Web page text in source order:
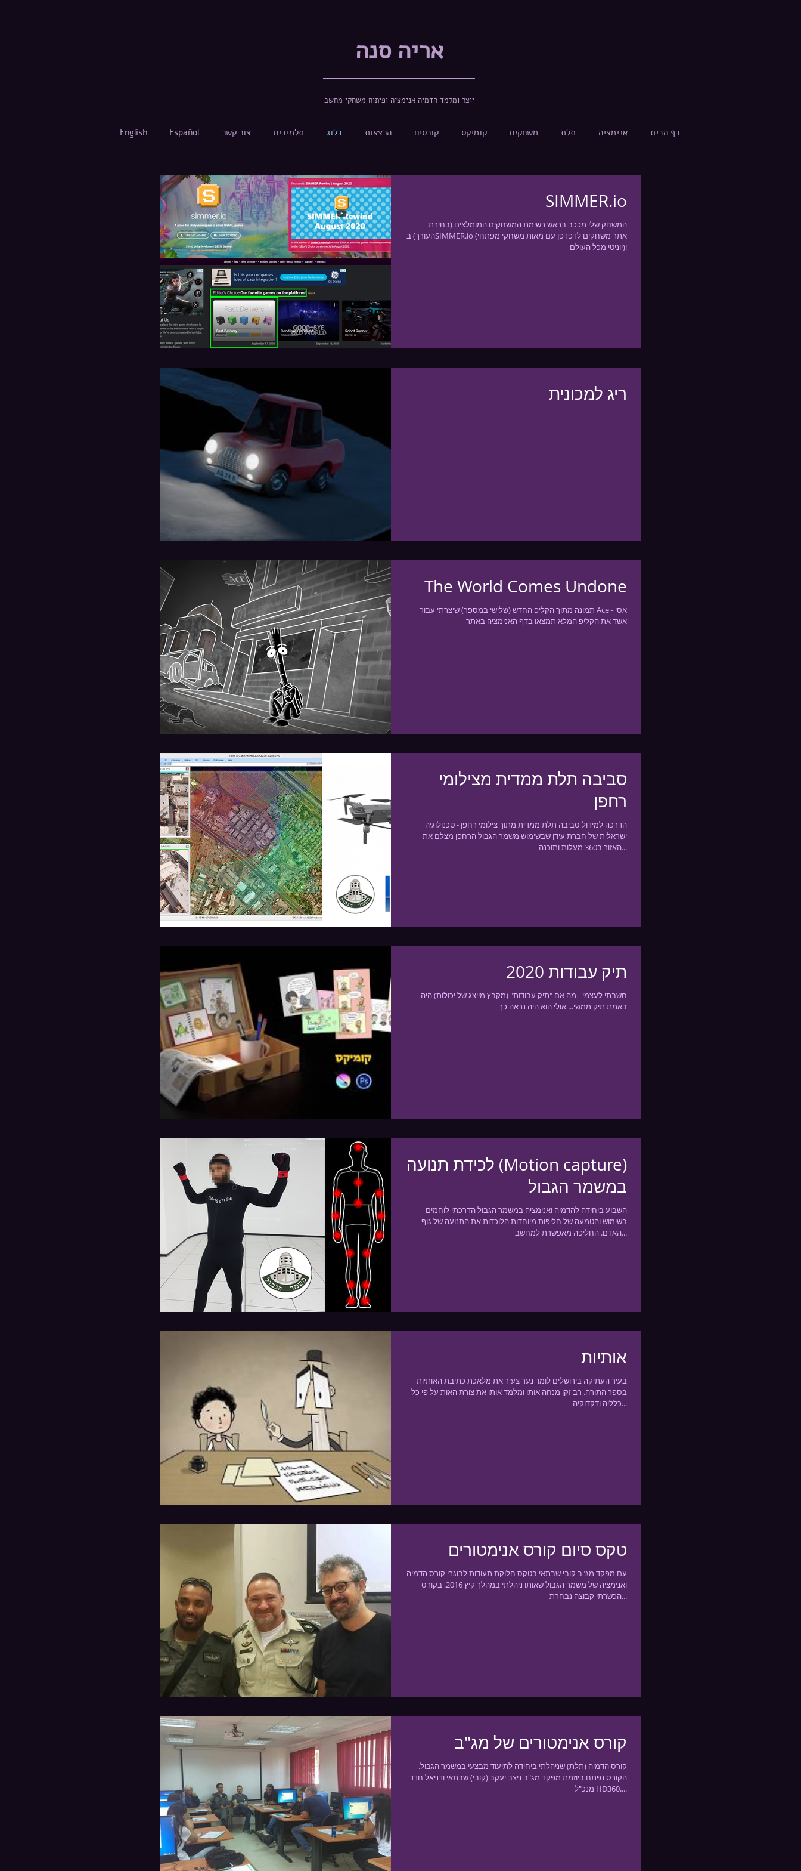
אריה סנה
יוצר ומלמד הדמיה אנימציה ופיתוח משחקי מחשב
דף הבית אנימציה תלת משחקים קומיקס קורסים הרצאות בלוג תלמידים צור קשר Español
English
SIMMER.io
המשחק שלי מככב בראש רשימת המשחקים המומלצים (בחירת
העורך) בSIMMER.io (אתר משחקים לדפדפן עם מאות משחקי מפתחי
יוניטי מכל העולם)!
ריג למכונית
The World Comes Undone
תמונה מתוך הקליפ החדש (שלישי במספר) שיצרתי עבור Ace - אסי
אשד את הקליפ המלא תמצאו בדף האנימציה באתר
סביבה תלת ממדית מצילומי
רחפן
הדרכה למידול סביבה תלת ממדית מתוך צילומי רחפן - טכנולוגיה
ישראלית של חברת עידן שבשימוש משמר הגבול הרחפן מצלם את
האזור ב360 מעלות ותוכנה...
תיק עבודות 2020
חשבתי לעצמי - מה אם "תיק עבודות" (מקבץ מייצג של יכולות) היה
באמת תיק ממשי... אולי הוא היה נראה כך
לכידת תנועה (Motion capture)
במשמר הגבול
השבוע ביחידה להדמיה ואנימציה במשמר הגבול הדרכתי לוחמים
בשימוש והטמעה של חליפות מיוחדות הלוכדות את התנועה של גוף
האדם. החליפה מאפשרת למחשב...
אותיות
בעיר העתיקה בירושלים לומד נער צעיר את מלאכת כתיבת האותיות
בספר התורה. רב זקן מנחה אותו ומלמד אותו את צורת האות על פי כל
כלליה ודקדוקיה...
טקס סיום קורס אנימטורים
עם מפקד מג"ב קובי שבתאי בטקס חלוקת תעודות לבוגרי קורס הדמיה
ואנימציה של משמר הגבול שאותו ניהלתי במהלך קיץ 2016. בקורס
הכשרתי קבוצה נבחרת...
קורס אנימטורים של מג"ב
קורס הדמיה (תלת) שניהלתי ביחידה לתיעוד מבצעי במשמר הגבול.
הקורס נפתח ביוזמת מפקד מג"ב ניצב יעקב (קובי) שבתאי ודניאל חדד
מנכ"ל HD360....